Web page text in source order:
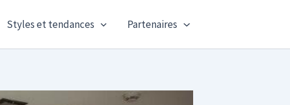
Styles et tendances Partenaires